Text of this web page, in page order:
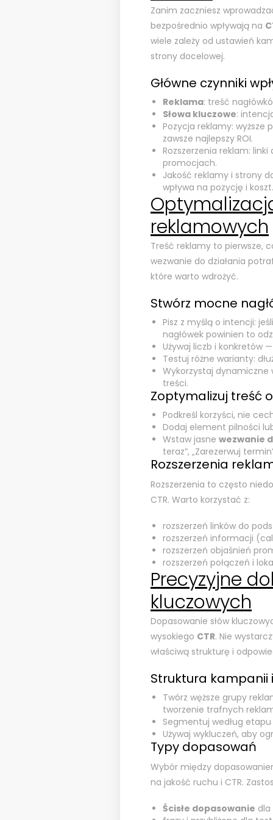
Zanim zaczniesz
bezpośrednio wpływają na
wiele zależy od ustawień
strony docelowej.
Główne czynniki
Reklama: treść
Słowa kluczowe:
Pozycja reklamy: wyższe
zawsze najlepszy ROI.
Rozszerzenia reklam:
promocjach.
Jakość reklamy i strony
wpływa na pozycję i koszt.
reklamowych
Treść reklamy to pierwsze,
wezwanie do działania
które warto wdrożyć.
Stwórz mocne
Pisz z myślą o intencji:
nagłówek powinien to
Używaj liczb i konkretów
Testuj różne warianty:
Wykorzystaj dynamiczne
treści.
Zoptymalizuj treść
Podkreśl korzyści, nie
Dodaj element pilności
Wstaw jasne wezwanie
teraz”, „Zarezerwuj
Rozszerzenia
Rozszerzenia to często
CTR. Warto korzystać z:
rozszerzeń linków do
rozszerzeń informacji
rozszerzeń objaśnień
rozszerzeń połączeń i
Precyzyjne
kluczowych
Dopasowanie słów
wysokiego CTR. Nie
właściwą strukturę i
Struktura kampanii
Twórz węższe grupy
tworzenie trafnych
Segmentuj według
Używaj wykluczeń, aby
Typy dopasowań
Wybór między
na jakość ruchu i CTR.
Ścisłe dopasowanie